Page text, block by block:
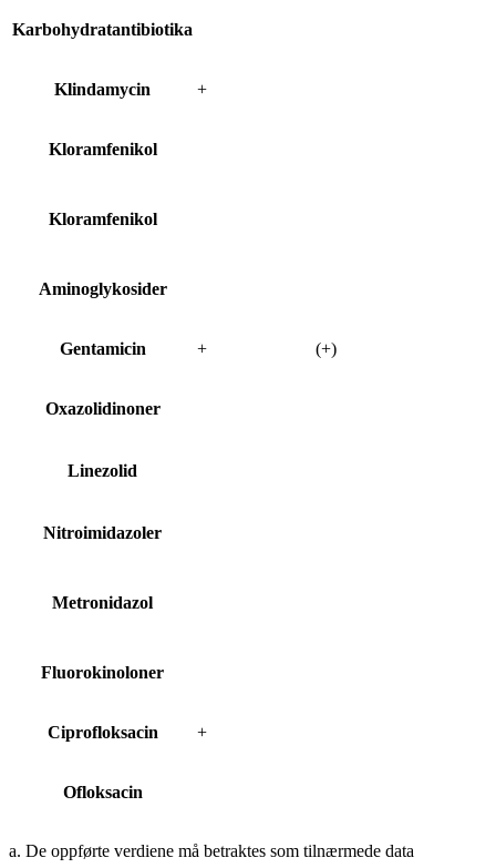
Karbohydratantibiotika
Klindamycin +
Kloramfenikol
Kloramfenikol
Aminoglykosider
Gentamicin + (+)
Oxazolidinoner
Linezolid
Nitroimidazoler
Metronidazol
Fluorokinoloner
Ciprofloksacin +
Ofloksacin
a. De oppførte verdiene må betraktes som tilnærmede data